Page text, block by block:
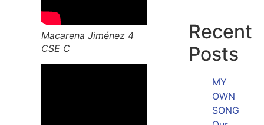
Macarena Jiménez 4
CSE C
Recent
Posts
MY
OWN
SONG